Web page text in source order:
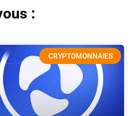
:
CRYPTOMONNAIES